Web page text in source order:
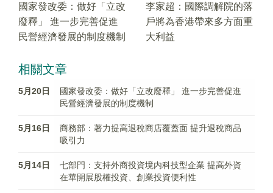
國家發改委：做好「立改
廢釋」 進一步完善促進
民營經濟發展的制度機制
李家超：國際調解院的落
戶將為香港帶來多方面重
大利益
相關文章
5月20日
國家發改委：做好「立改廢釋」 進一步完善促進
民營經濟發展的制度機制
5月16日
商務部：著力提高退稅商店覆蓋面 提升退稅商品
吸引力
5月14日
七部門：支持外商投資境内科技型企業 提高外資
在華開展股權投資、創業投資便利性